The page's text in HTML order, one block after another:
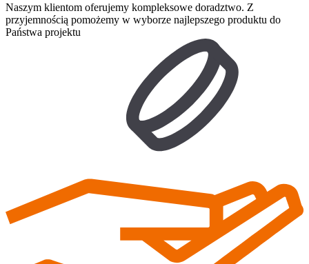
Naszym klientom oferujemy kompleksowe doradztwo. Z
przyjemnością pomożemy w wyborze najlepszego produktu do
Państwa projektu